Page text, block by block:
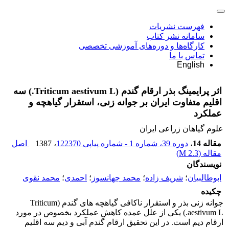
فهرست نشریات
سامانه نشر کتاب
کارگاه‌ها و دوره‌های آموزشی تخصصی
تماس با ما
English
اثر پرایمینگ بذر ارقام گندم (Triticum aestivum L.) سه
اقلیم متفاوت ایران بر جوانه زنی، استقرار گیاهچه و
عملکرد
علوم گیاهان زراعی ایران
مقاله 14
، دوره 39، شماره 1 - شماره پیاپی 122370 ، 1387
اصل
مقاله (2.3 M
)
نویسندگان
ابوطالبیان؛ شریف زاده؛ محمد جهانسوز ؛ احمدی؛ محمد نقوی
چکیده
جوانه زنی بذر و استقرار ناکافی گیاهچه های گندم (Triticum
aestivum L.) یکی از علل عمده کاهش عملکرد بخصوص در مورد
ارقام دیم است. در این تحقیق ارقام گندم آبی و دیم سه اقلیم